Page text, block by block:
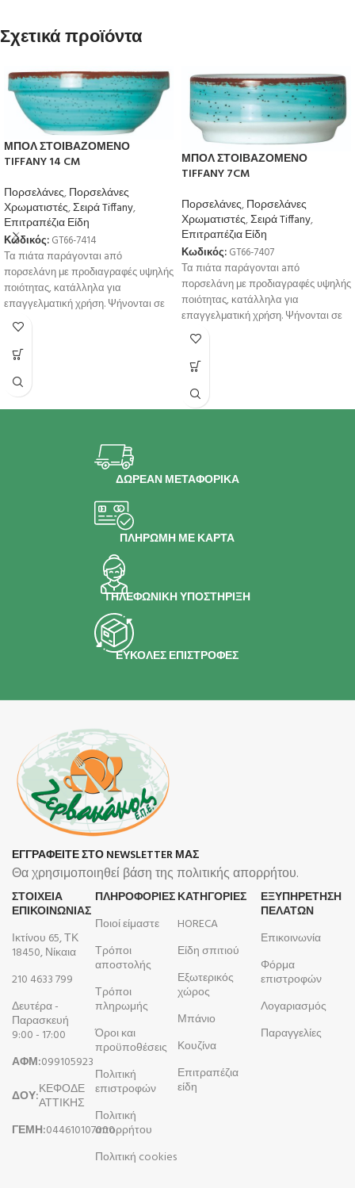
Σχετικά προϊόντα
ΜΠΟΛ ΣΤΟΙΒΑΖΟΜΕΝΟ
TIFFANY 14 CM
Πορσελάνες,Πορσελάνες
Χρωματιστές,Σειρά Tiffany,
Επιτραπέζια Είδη
Κωδικός: GT66-7414
Τα πιάτα παράγονται aπό
πορσελάνη με προδιαγραφές υψηλής
ποιότητας, κατάλληλα για
επαγγελματική χρήση. Ψήνονται σε
υψηλή θερμοκρσία για μεγαλύτερη
αντοχή
ΜΠΟΛ ΣΤΟΙΒΑΖΟΜΕΝΟ
TIFFANY 7CM
Πορσελάνες,Πορσελάνες
Χρωματιστές,Σειρά Tiffany,
Επιτραπέζια Είδη
Κωδικός: GT66-7407
Τα πιάτα παράγονται aπό
πορσελάνη με προδιαγραφές υψηλής
ποιότητας, κατάλληλα για
επαγγελματική χρήση. Ψήνονται σε
υψηλή θερμοκρσία για μεγαλύτερη
αντοχή
ΔΩΡΕΑΝ ΜΕΤΑΦΟΡΙΚΑ
ΠΛΗΡΩΜΗ ΜΕ ΚΑΡΤΑ
ΤΗΛΕΦΩΝΙΚΗ ΥΠΟΣΤΗΡΙΞΗ
ΕΥΚΟΛΕΣ ΕΠΙΣΤΡΟΦΕΣ
ΕΓΓΡΑΦΕΙΤΕ ΣΤΟ NEWSLETTER ΜΑΣ
Θα χρησιμοποιηθεί βάση της πολιτικής απορρήτου.
ΣΤΟΙΧΕΙΑ
ΕΠΙΚΟΙΝΩΝΙΑΣ
Ικτίνου 65, ΤΚ
18450, Νίκαια
210 4633 799
Δευτέρα -
Παρασκευή
9:00 - 17:00
ΑΦΜ:099105923
ΔΟΥ:ΚΕΦΟΔΕ
ΑΤΤΙΚΗΣ
ΓΕΜΗ:044610107000
ΠΛΗΡΟΦΟΡΊΕΣ
Ποιοί είμαστε
Τρόποι
αποστολής
Τρόποι
πληρωμής
Όροι και
προϋποθέσεις
Πολιτική
επιστροφών
Πολιτική
απορρήτου
Πολιτική cookies
ΚΑΤΗΓΟΡΙΕΣ
HORECA
Είδη σπιτιού
Εξωτερικός
χώρος
Μπάνιο
Κουζίνα
Επιτραπέζια
είδη
ΕΞΥΠΗΡΕΤΗΣΗ
ΠΕΛΑΤΩΝ
Επικοινωνία
Φόρμα
επιστροφών
Λογαριασμός
Παραγγελίες